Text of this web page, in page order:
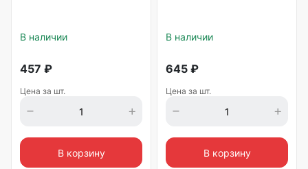
В наличии
457 ₽
Цена за шт.
В корзину
В наличии
645 ₽
Цена за шт.
В корзину